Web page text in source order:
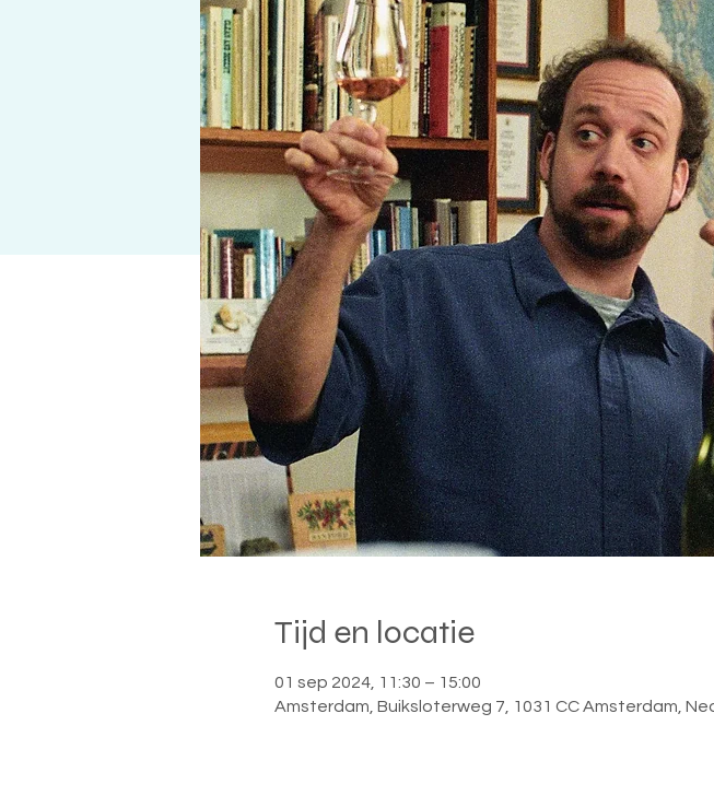
Tijd en locatie
01 sep 2024, 11:30 – 15:00
Amsterdam, Buiksloterweg 7, 1031 CC Amsterdam,